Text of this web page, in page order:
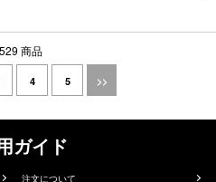
商品
4 5 >>
ガイド
注文について